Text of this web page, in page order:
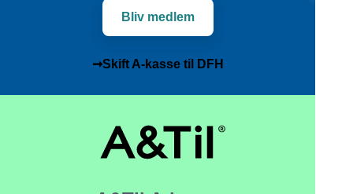
Bliv medlem
➞Skift A-kasse til DFH